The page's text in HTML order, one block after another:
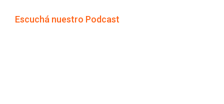
Escuchá nuestro Podcast